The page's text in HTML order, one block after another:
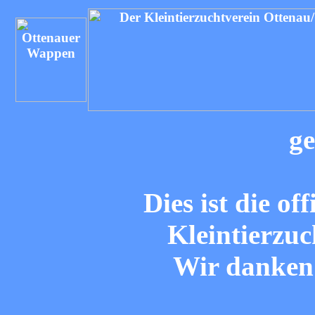
Dies ist die
Wir